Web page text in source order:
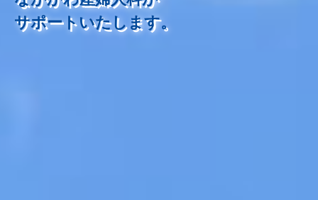
サポートいたします。